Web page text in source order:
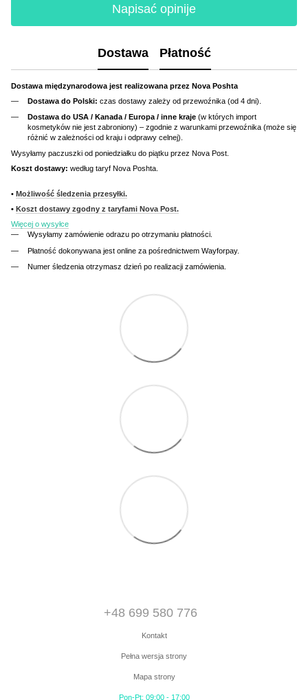
Napisać opinije
Dostawa Płatność
Dostawa międzynarodowa jest realizowana przez Nova Poshta
Dostawa do Polski: czas dostawy zależy od przewoźnika (od 4 dni).
Dostawa do USA / Kanada / Europa / inne kraje (w których import
kosmetyków nie jest zabroniony) – zgodnie z warunkami przewoźnika (może się
różnić w zależności od kraju i odprawy celnej).
Wysyłamy paczuszki od poniedziałku do piątku przez Nova Post.
Koszt dostawy: według taryf Nova Poshta.
• Możliwość śledzenia przesyłki.
• Koszt dostawy zgodny z taryfami Nova Post.
Więcej o wysyłce
Wysyłamy zamówienie odrazu po otrzymaniu płatności.
Płatność dokonywana jest online za pośrednictwem Wayforpay.
Numer śledzenia otrzymasz dzień po realizacji zamówienia.
+48 699 580 776
Kontakt
Pełna wersja strony
Mapa strony
Pon-Pt: 09:00 - 17:00